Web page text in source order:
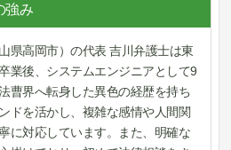
強み
県高岡市）の代表 吉川弁護士は東
業後、システムエンジニアとして9
曹界へ転身した異色の経歴を持ち
ドを活かし、複雑な感情や人間関
に対応しています。また、明確な